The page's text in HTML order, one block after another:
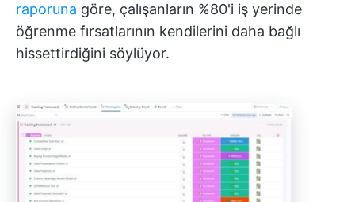
raporuna göre, çalışanların %80'i iş yerinde
öğrenme fırsatlarının kendilerini daha bağlı
hissettirdiğini söylüyor.